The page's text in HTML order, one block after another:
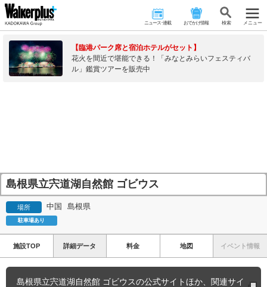
ニュース･連載 おでかけ情報 検 索 メニュー
【臨港パーク席と宿泊ホテルがセット】
花火を間近で堪能できる！「みなとみらいフェスティバ
ル」鑑賞ツアーを販売中
島根県立宍道湖自然館 ゴビウス
場所 中国 島根県
駐車場あり
施設TOP 詳細データ 料金 地図 イベント情報
島根県立宍道湖自然館 ゴビウスの公式サイトほか、関連サイ